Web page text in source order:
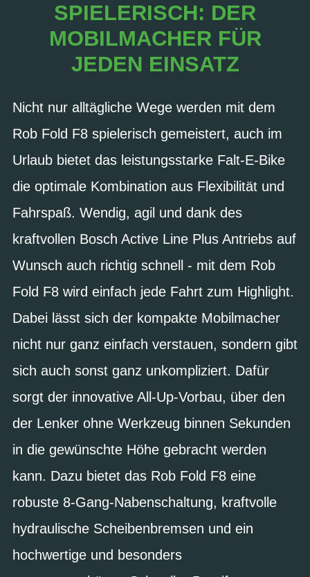
SPIELERISCH: DER
MOBILMACHER FÜR
JEDEN EINSATZ
Nicht nur alltägliche Wege werden mit dem
Rob Fold F8 spielerisch gemeistert, auch im
Urlaub bietet das leistungsstarke Falt-E-Bike
die optimale Kombination aus Flexibilität und
Fahrspaß. Wendig, agil und dank des
kraftvollen Bosch Active Line Plus Antriebs auf
Wunsch auch richtig schnell - mit dem Rob
Fold F8 wird einfach jede Fahrt zum Highlight.
Dabei lässt sich der kompakte Mobilmacher
nicht nur ganz einfach verstauen, sondern gibt
sich auch sonst ganz unkompliziert. Dafür
sorgt der innovative All-Up-Vorbau, über den
der Lenker ohne Werkzeug binnen Sekunden
in die gewünschte Höhe gebracht werden
kann. Dazu bietet das Rob Fold F8 eine
robuste 8-Gang-Nabenschaltung, kraftvolle
hydraulische Scheibenbremsen und ein
hochwertige und besonders